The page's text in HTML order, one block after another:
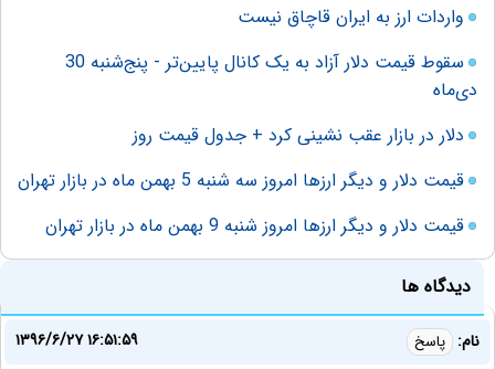
واردات ارز به ایران قاچاق نیست
سقوط قیمت دلار آزاد به یک کانال پایین‌تر - پنج‌شنبه 30
دی‌ماه
دلار در بازار عقب نشینی کرد + جدول قیمت روز
قیمت دلار و دیگر ارزها امروز سه شنبه 5 بهمن ماه در بازار تهران
قیمت دلار و دیگر ارزها امروز شنبه 9 بهمن ماه در بازار تهران
دیدگاه ها
نام: پاسخ
۱۳۹۶/۶/۲۷ ۱۶:۵۱:۵۹